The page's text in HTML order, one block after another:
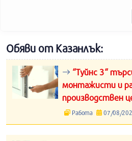
Обяви от Казанлък:
“Туйнс 3“
монтажисти и
производствен
Работа 07/08/